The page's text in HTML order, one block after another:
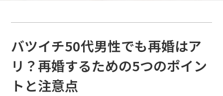
バツイチ50代男性でも再婚はア
リ？再婚するための5つのポイン
トと注意点